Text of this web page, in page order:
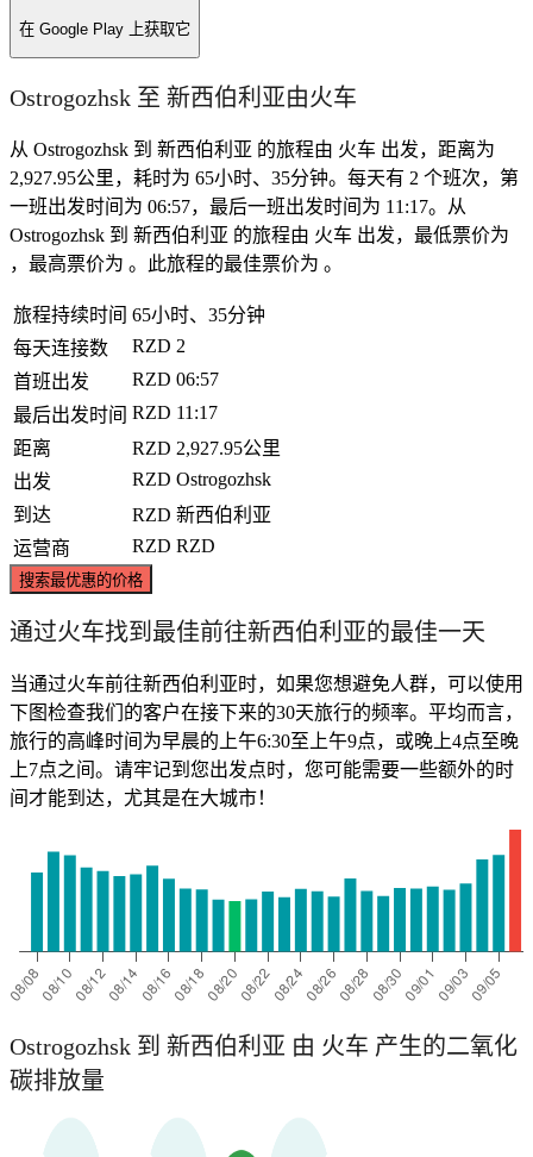
在 Google Play 上获取它
Ostrogozhsk 至 新西伯利亚由火车
从 Ostrogozhsk 到 新西伯利亚 的旅程由 火车 出发，距离为
2,927.95公里，耗时为 65小时、35分钟。每天有 2 个班次，第
一班出发时间为 06:57，最后一班出发时间为 11:17。从
Ostrogozhsk 到 新西伯利亚 的旅程由 火车 出发，最低票价为
，最高票价为 。此旅程的最佳票价为 。
旅程持续时间 65小时、35分钟
每天连接数
RZD 2
首班出发
RZD 06:57
最后出发时间 RZD 11:17
距离
RZD 2,927.95公里
出发
RZD Ostrogozhsk
到达
RZD 新西伯利亚
运营商
RZD RZD
搜索最优惠的价格
通过火车找到最佳前往新西伯利亚的最佳一天
当通过火车前往新西伯利亚时，如果您想避免人群，可以使用
下图检查我们的客户在接下来的30天旅行的频率。平均而言，
旅行的高峰时间为早晨的上午6:30至上午9点，或晚上4点至晚
上7点之间。请牢记到您出发点时，您可能需要一些额外的时
间才能到达，尤其是在大城市！
Ostrogozhsk 到 新西伯利亚 由 火车 产生的二氧化
碳排放量